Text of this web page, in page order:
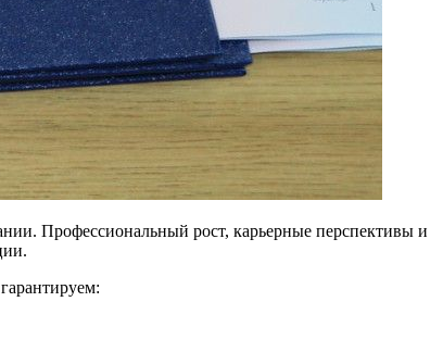
Профессиональный рост, карьерные перспективы и